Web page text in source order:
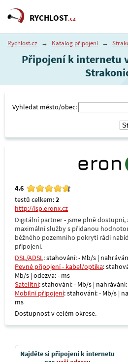
RYCHLOST.cz
Rychlost.cz → Katalog připojení →
Připojení k internetu
Vyhledat město/obec:
4.6
testů celkem:2
http://isp.eronx.cz
Digitální partner - jsme plně dostupní,
maximální služby s přidanou
běžného pozemního pokrytí rádi
připojení.
DSL/ADSL: stahování: - Mb/s |
Pevné připojení - kabel/optika:
Mb/s | odezva: - ms
Satelitní: stahování: - Mb/s |
Mobilní připojení: stahování: - Mb/s |
ms
Dostupnost v celém okrese.
Najděte si připojení k internetu